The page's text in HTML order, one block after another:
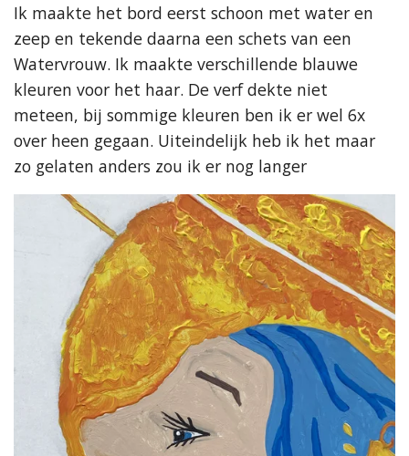
Ik maakte het bord eerst schoon met water en
zeep en tekende daarna een schets van een
Watervrouw. Ik maakte verschillende blauwe
kleuren voor het haar. De verf dekte niet
meteen, bij sommige kleuren ben ik er wel 6x
over heen gegaan. Uiteindelijk heb ik het maar
zo gelaten anders zou ik er nog langer